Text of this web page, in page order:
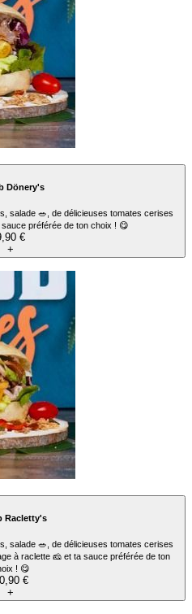
Dönery's
salade 🥗, de délicieuses tomates cerises
préférée de ton choix ! 😋
€
+
Racletty's
salade 🥗, de délicieuses tomates cerises
à raclette 🧀 et ta sauce préférée de ton
! 😋
€
+